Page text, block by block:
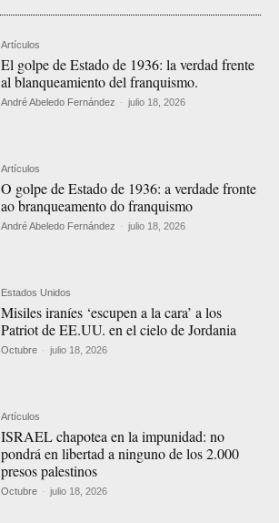
Artículos
El golpe de Estado de 1936: la verdad frente
al blanqueamiento del franquismo.
André Abeledo Fernández - julio 18, 2026
Artículos
O golpe de Estado de 1936: a verdade fronte
ao branqueamento do franquismo
André Abeledo Fernández - julio 18, 2026
Estados Unidos
Misiles iraníes ‘escupen a la cara’ a los
Patriot de EE.UU. en el cielo de Jordania
Octubre - julio 18, 2026
Artículos
ISRAEL chapotea en la impunidad: no
pondrá en libertad a ninguno de los 2.000
presos palestinos
Octubre - julio 18, 2026